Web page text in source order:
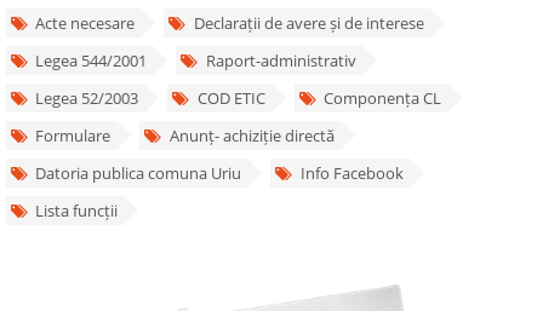
Acte necesare
Declarații de avere și de interese
Legea 544/2001
Raport-administrativ
Legea 52/2003
COD ETIC
Componența CL
Formulare
Anunț- achiziție directă
Datoria publica comuna Uriu
Info Facebook
Lista funcții